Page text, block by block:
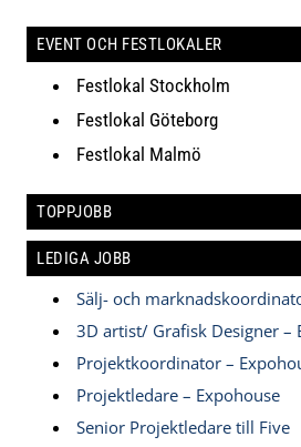
EVENT OCH FESTLOKALER
Festlokal Stockholm
Festlokal Göteborg
Festlokal Malmö
TOPPJOBB
LEDIGA JOBB
Sälj- och
3D artist/ Grafisk Designer –
Projektkoordinator –
Projektledare – Expohouse
Senior Projektledare till Five